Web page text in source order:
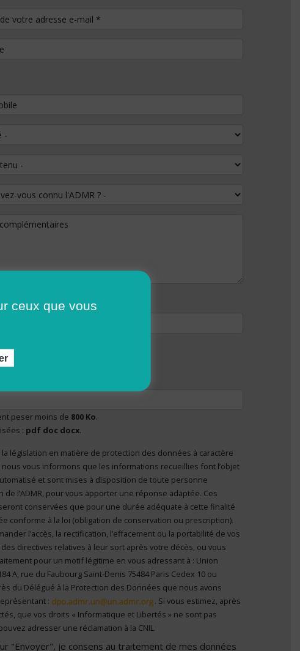
votre adresse e-mail
vous connu l'ADMR ?
:
peser moins de 800 Ko.
: pdf doc docx.
"Envoyer", je consens au traitement de mes données à
*
législation en matière de protection des données à caractère
nous vous informons que les informations recueillies font l’objet
de toute personne
de l’ADMR, pour vous apporter une réponse adaptée. Ces
conservées que pour une durée adéquate à cette finalité
conforme à la loi (obligation de conservation ou prescription).
l’accès, la rectification, l’effacement ou la portabilité de vos
directives relatives à leur sort après votre décès, ou vous
pour un motif légitime en vous adressant à : Union
A, rue du Faubourg Saint-Denis 75484 Paris Cedex 10 ou
du Délégué à la Protection des Données que nous avons
:
. Si vous estimez, après
que vos droits « Informatique et Libertés » ne sont pas
adresser une réclamation à la CNIL.
"Envoyer", je consens au traitement de mes données
ceux que vous